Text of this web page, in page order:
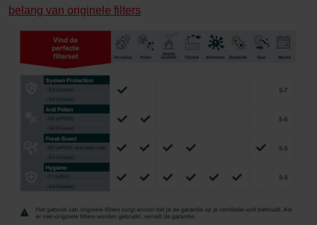
belang van originele filters